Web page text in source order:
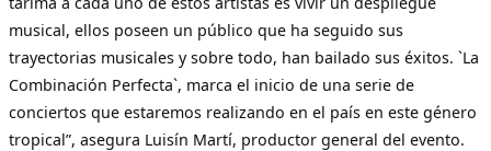
musical, ellos poseen un público que ha seguido sus
trayectorias musicales y sobre todo, han bailado sus éxitos. `La
Combinación Perfecta`, marca el inicio de una serie de
conciertos que estaremos realizando en el país en este género
tropical”, asegura Luisín Martí, productor general del evento.